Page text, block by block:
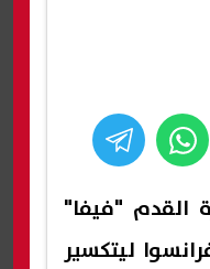
القدم "فيفا"
ليتكسير